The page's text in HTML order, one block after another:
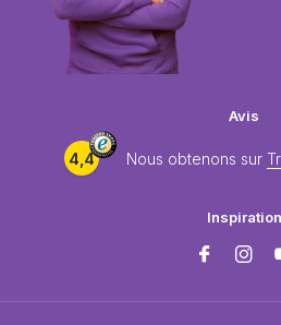
Avis
4,4 Nous obtenons sur
Inspiration